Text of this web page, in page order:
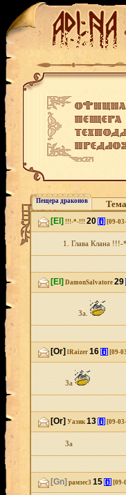
Пещера драконов
[El] !!!-*-!!! 20 [i] [09-
1. Глава Клана
[El] DamonSalvatore 29
За.
[Or] lRaizer 16 [i] [09-
За
[Or] Уазик 13 [i] [09-
За
[Gn] рамзес3 15 [i] [09-